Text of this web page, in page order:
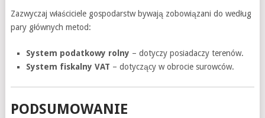
Zazwyczaj właściciele gospodarstw bywają zobowiązani do według
pary głównych metod:
System podatkowy rolny – dotyczy posiadaczy terenów.
System fiskalny VAT – dotyczący w obrocie surowców.
PODSUMOWANIE